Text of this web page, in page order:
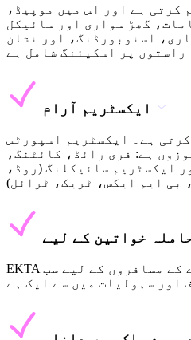
کرتی ہے اور اس میں موپیڈ،
گھڑ سواری اور سائیکل
اسنوبورڈنگ، اور نشان
راستوں پر اسکیئنگ شامل ہے
ایکسٹریم آرام
ہے۔ ایکسٹریم اسپورٹس
ہے: فری رائڈ، کائٹنگ،
ایکسٹریم سائیکلنگ (روڈ،
بی ایم ایکس، ٹریک، ٹرائل)
خواتین کے لیے
EKTA انشورنس پالیسی اس زمرے کے مسافروں کے لیے سب
اور سہولیات میں سے ایک ہے